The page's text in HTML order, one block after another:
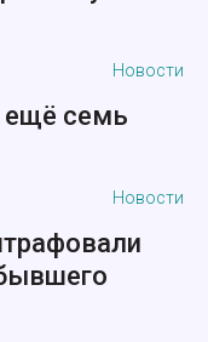
Новости
ещё семь
Новости